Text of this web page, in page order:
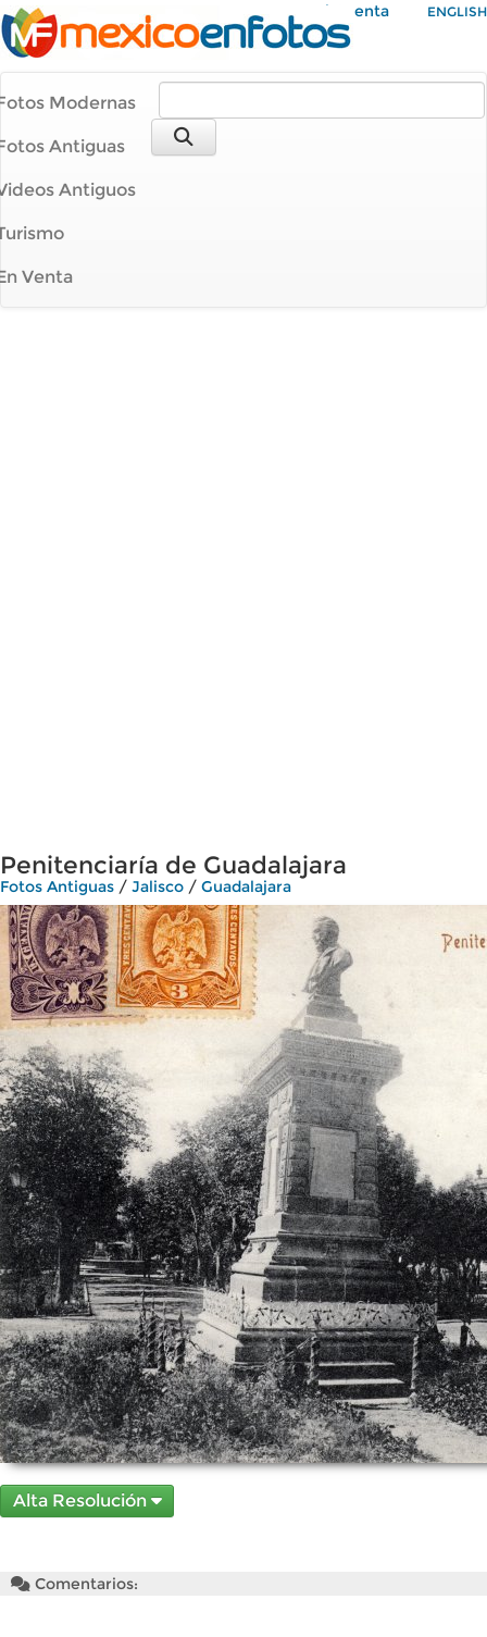
Mi Cuenta ENGLISH
Modernas
Antiguas
Antiguos
Venta
Penitenciaría de Guadalajara
Fotos Antiguas / Jalisco / Guadalajara
Alta Resolución
Comentarios: